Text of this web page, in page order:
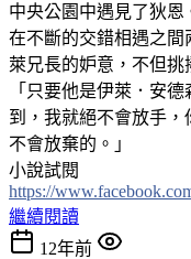
中央公園中遇見了狄恩
在不斷的交錯相遇之
萊兄長的妒意，不但
「只要他是伊萊．安
到，我就絕不會放手
不會放棄的。」
小說試閱
https://
繼續閱讀
12年前